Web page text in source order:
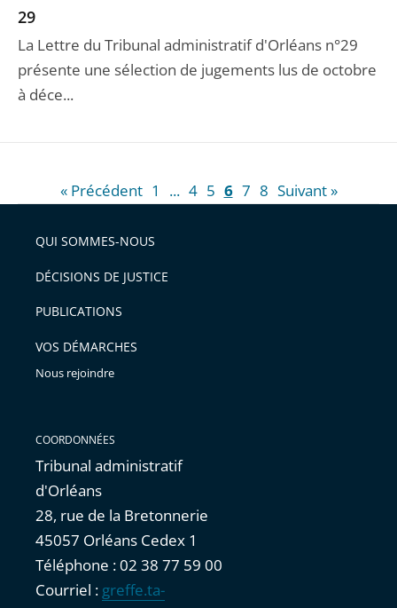
29
La Lettre du Tribunal administratif d'Orléans n°29
présente une sélection de jugements lus de octobre
à déce...
« Précédent 1 ... 4 5 6 7 8 Suivant »
QUI SOMMES-NOUS
DÉCISIONS DE JUSTICE
PUBLICATIONS
VOS DÉMARCHES
Nous rejoindre
COORDONNÉES
Tribunal administratif
d'Orléans
28, rue de la Bretonnerie
45057 Orléans Cedex 1
Téléphone : 02 38 77 59 00
Courriel : greffe.ta-